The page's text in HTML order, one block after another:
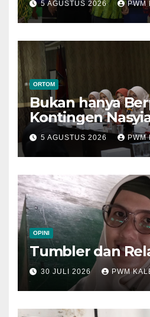
Semarang
5 AGUSTUS 2026 PWM
ORTOM
Bukan hanya
Kontingen
Kalbar
di Muktamar XV
5 AGUSTUS 2026 PWM
OPINI
Tumbler dan
30 JULI 2026 PWM